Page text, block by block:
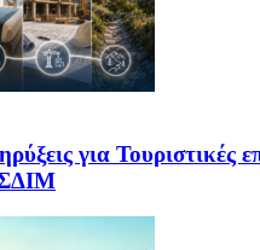
για Τουριστικές